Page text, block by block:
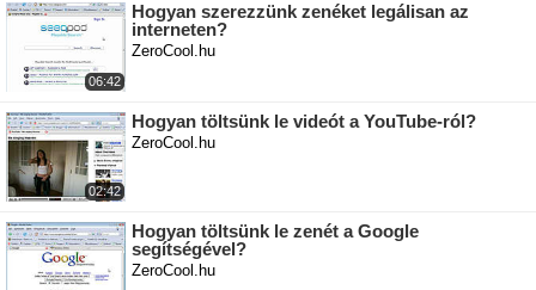
06:42
Hogyan szerezzünk zenéket legálisan az
interneten?
ZeroCool.hu
02:42
Hogyan töltsünk le videót a YouTube-ról?
ZeroCool.hu
Hogyan töltsünk le zenét a Google
segítségével?
ZeroCool.hu